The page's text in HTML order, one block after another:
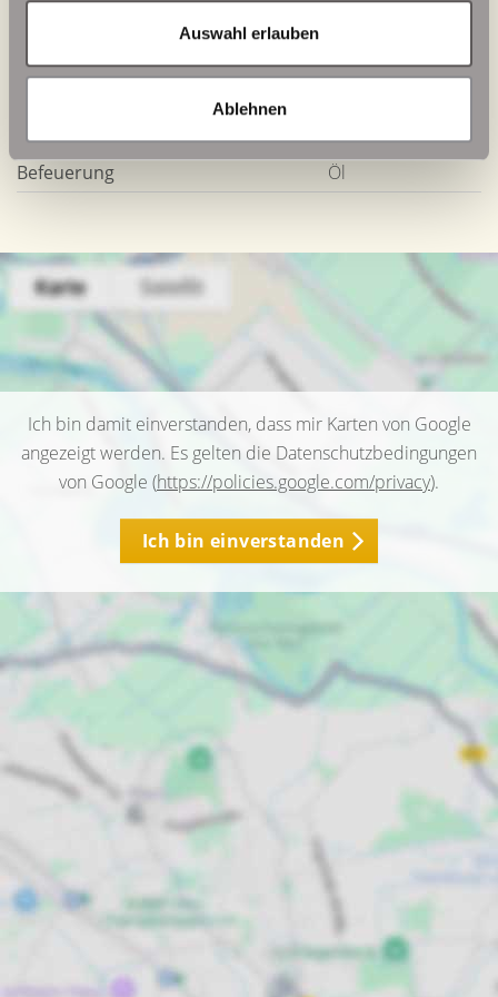
Auswahl erlauben
Ablehnen
Heizung
Befeuerung
Öl
Ich bin damit einverstanden, dass mir Karten von Google
angezeigt werden. Es gelten die Datenschutzbedingungen
von Google (https://policies.google.com/privacy).
Ich bin einverstanden